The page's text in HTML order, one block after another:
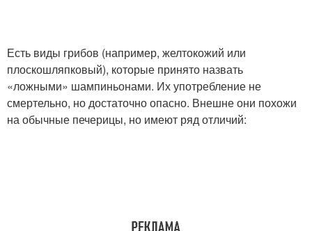
Есть виды грибов (например, желтокожий или
плоскошляпковый), которые принято назвать
«ложными» шампиньонами. Их употребление не
смертельно, но достаточно опасно. Внешне они похожи
на обычные печерицы, но имеют ряд отличий: